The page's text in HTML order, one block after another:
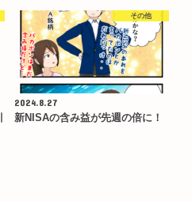
その他
2024.8.27
新NISAの含み益が先週の倍に！